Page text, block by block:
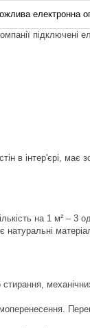
підключені
в інтер'єрі, має
на 1 м² – 3
натуральні
стирання,